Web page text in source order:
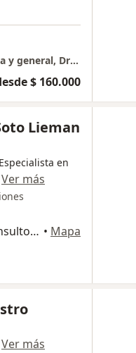
Consulta privada de cirugía Bariátrica y general, Dr Eleazar De La Cruz Prieto
$ 160.000
Lieman
en
Ver más
Carrera 38 A, #5A-100 Torre A Consultorio 247, Cali • Mapa
Ver más